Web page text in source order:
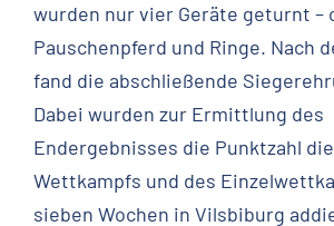
wurden nur vier Geräte geturnt –
Pauschenpferd und Ringe. Nach
fand die abschließende
Dabei wurden zur Ermittlung des
Endergebnisses die Punktzahl
Wettkampfs und des
sieben Wochen in Vilsbiburg